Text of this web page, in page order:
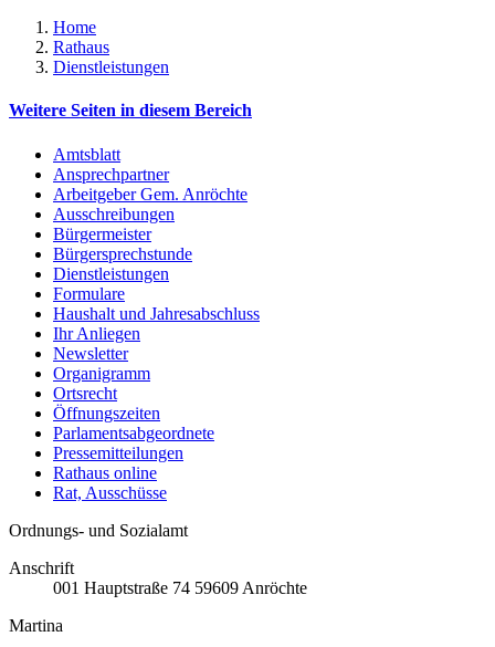
Home
Rathaus
Dienstleistungen
Weitere Seiten in diesem Bereich
Amtsblatt
Ansprechpartner
Arbeitgeber Gem. Anröchte
Ausschreibungen
Bürgermeister
Bürgersprechstunde
Dienstleistungen
Formulare
Haushalt und Jahresabschluss
Ihr Anliegen
Newsletter
Organigramm
Ortsrecht
Öffnungszeiten
Parlamentsabgeordnete
Pressemitteilungen
Rathaus online
Rat, Ausschüsse
Ordnungs- und Sozialamt
Anschrift
001 Hauptstraße 74 59609 Anröchte
Martina